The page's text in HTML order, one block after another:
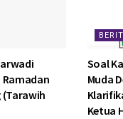
(Tarawih
Soal
Muda
Ketua